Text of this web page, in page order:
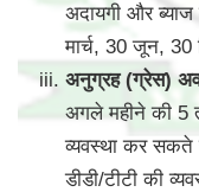
अदायगी और
मार्च, 30 जून, 30
अनुग्रह (ग्रेस)
अगले महीने की 5
व्यवस्था कर सकते
डीडी/टीटी की